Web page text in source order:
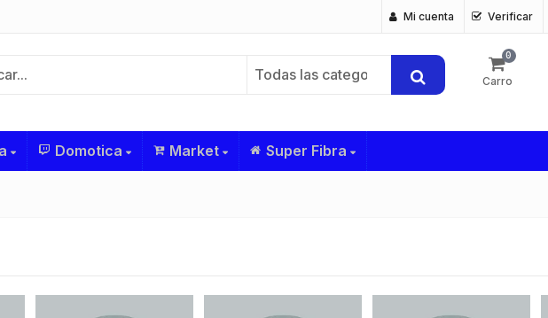
Mi cuenta Verificar
Todas las categorías
0
Carro
Domotica Market Super Fibra